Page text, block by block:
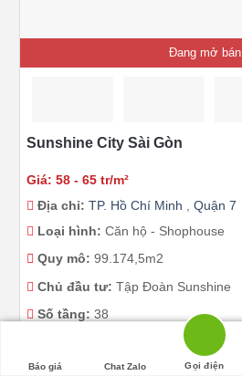
Đang mở bán
Sunshine City Sài Gòn
Giá: 58 - 65 tr/m²
Địa chỉ: TP. Hồ Chí Minh
Quận 7
Loại hình: Căn hộ - Shophouse
Quy mô: 99.174,5m2
Chủ đầu tư: Tập Đoàn Sunshine
Số tầng: 38
Báo giá Chat Zalo Gọi điện